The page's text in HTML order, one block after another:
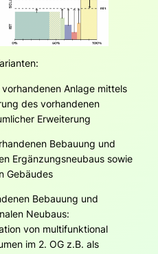
Anlage mittels
des vorhandenen
Erweiterung
Bebauung und
Ergänzungsneubaus sowie
Gebäudes
Bebauung und
Neubaus:
von multifunktional
im 2. OG z.B. als